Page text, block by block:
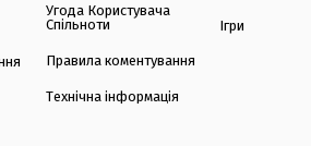
Угода Користувача
Спільноти
Правила коментування
Технічна інформація
Ігри